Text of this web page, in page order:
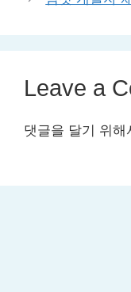
Leave a
댓글을 달기 위해